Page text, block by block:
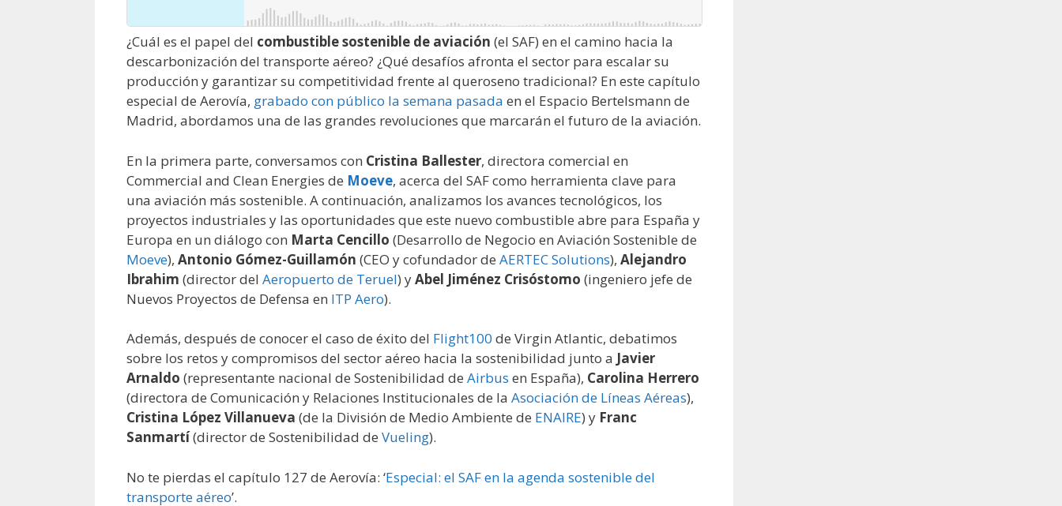
¿Cuál es el papel del combustible sostenible de aviación (el SAF) en el camino hacia la
descarbonización del transporte aéreo? ¿Qué desafíos afronta el sector para escalar su
producción y garantizar su competitividad frente al queroseno tradicional? En este capítulo
especial de Aerovía, grabado con público la semana pasada en el Espacio Bertelsmann de
Madrid, abordamos una de las grandes revoluciones que marcarán el futuro de la aviación.
En la primera parte, conversamos con Cristina Ballester, directora comercial en
Commercial and Clean Energies de Moeve, acerca del SAF como herramienta clave para
una aviación más sostenible. A continuación, analizamos los avances tecnológicos, los
proyectos industriales y las oportunidades que este nuevo combustible abre para España y
Europa en un diálogo con Marta Cencillo (Desarrollo de Negocio en Aviación Sostenible de
Moeve), Antonio Gómez-Guillamón (CEO y cofundador de AERTEC Solutions), Alejandro
Ibrahim (director del Aeropuerto de Teruel) yAbel Jiménez Crisóstomo (ingeniero jefe de
Nuevos Proyectos de Defensa en ITP Aero).
Además, después de conocer el caso de éxito del Flight100 de Virgin Atlantic, debatimos
sobre los retos y compromisos del sector aéreo hacia la sostenibilidad junto a Javier
Arnaldo (representante nacional de Sostenibilidad de Airbus en España), Carolina Herrero
(directora de Comunicación y Relaciones Institucionales de la Asociación de Líneas Aéreas),
Cristina López Villanueva (de la División de Medio Ambiente de ENAIRE) y Franc
Sanmartí(director de Sostenibilidad de Vueling).
No te pierdas el capítulo 127 de Aerovía: ‘Especial: el SAF en la agenda sostenible del
transporte aéreo’.